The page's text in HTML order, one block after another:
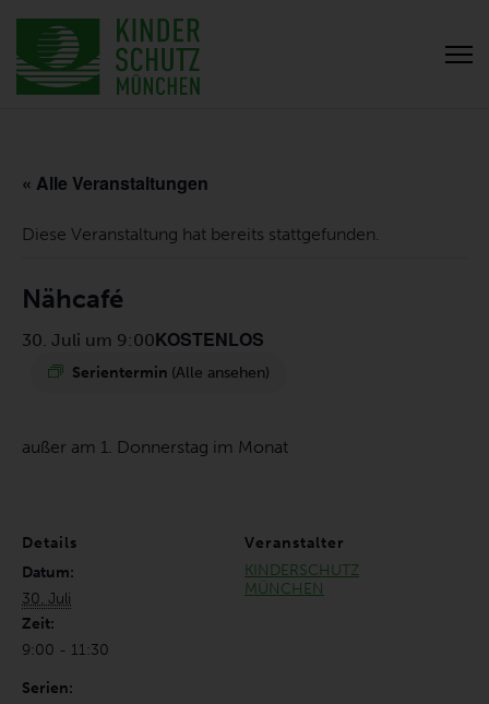
« Alle Veranstaltungen
Diese Veranstaltung hat bereits stattgefunden.
Nähcafé
30. Juli um 9:00
Serientermin (Alle ansehen)
KOSTENLOS
außer am 1. Donnerstag im Monat
Details
Datum:
30. Juli
Zeit:
9:00 - 11:30
Serien:
Veranstalter
KINDERSCHUTZ
MÜNCHEN